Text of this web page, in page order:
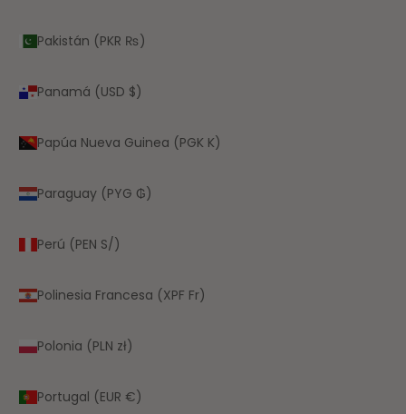
Pakistán (PKR ₨)
Panamá (USD $)
Papúa Nueva Guinea (PGK K)
Paraguay (PYG ₲)
Perú (PEN S/)
Polinesia Francesa (XPF Fr)
Polonia (PLN zł)
Portugal (EUR €)